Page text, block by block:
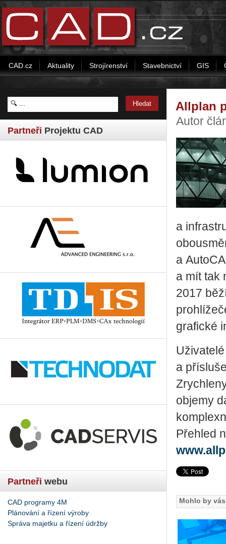
CAD.cz Aktuality Strojírenství Stavebnictví GIS
Partneři Projektu CAD
Partneři webu
CAD programy 4M
Plánování a řízení výroby
Správa majetku a řízení údržby
Allplan
Autor
a
a
a mít tak
2017
grafické
a
objemy
Přehled
Mohlo by